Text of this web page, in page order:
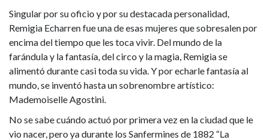
Singular por su oficio y por su destacada personalidad,
Remigia Echarren fue una de esas mujeres que sobresalen por
encima del tiempo que les toca vivir. Del mundo de la
farándula y la fantasía, del circo y la magia, Remigia se
alimentó durante casi toda su vida. Y por echarle fantasía al
mundo, se inventó hasta un sobrenombre artístico:
Mademoiselle Agostini.
No se sabe cuándo actuó por primera vez en la ciudad que le
vio nacer, pero ya durante los Sanfermines de 1882 “La